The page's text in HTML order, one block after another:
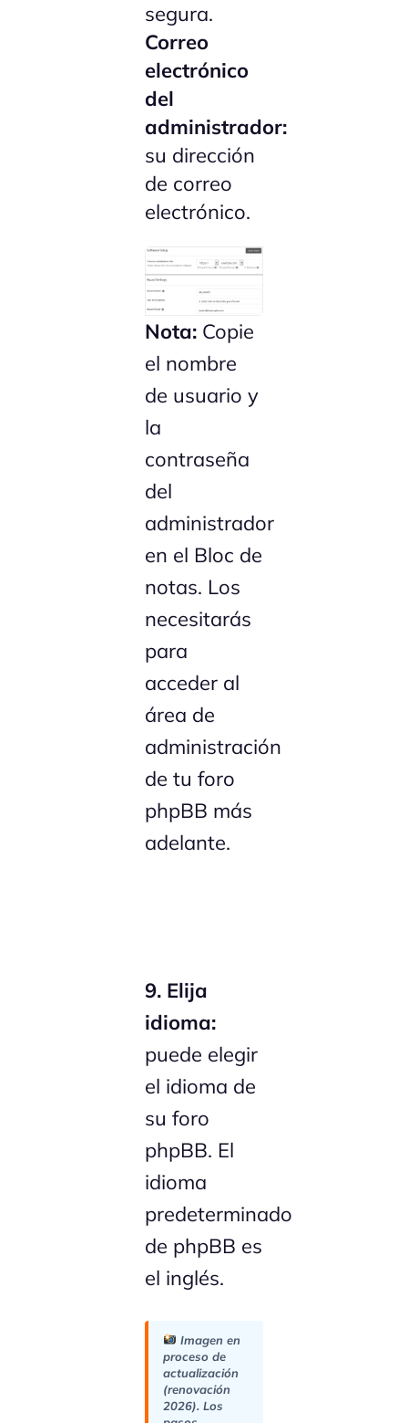
segura.
Correo
electrónico
del
administrador:
su dirección
de correo
electrónico.
Nota: Copie
el nombre
de usuario y
la
contraseña
del
administrador
en el Bloc de
notas. Los
necesitarás
para
acceder al
área de
administración
de tu foro
phpBB más
adelante.
9. Elija
idioma:
puede elegir
el idioma de
su foro
phpBB. El
idioma
predeterminado
de phpBB es
el inglés.
Imagen en
proceso de
actualización
(renovación
2026). Los